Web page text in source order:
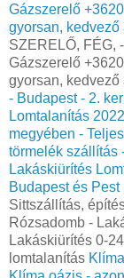
Gázszerelő
gyorsan, kedvező
SZERELŐ, FÉG,
Gázszerelő
gyorsan, kedvező
- Budapest - 2.
Lomtalanítás‎
megyében‎ -
törmelék szállítás
Lakáskiürítés
Budapest és
Sittszállítás,
Rózsadomb -
Lakáskiürítés 0-
lomtalanítás